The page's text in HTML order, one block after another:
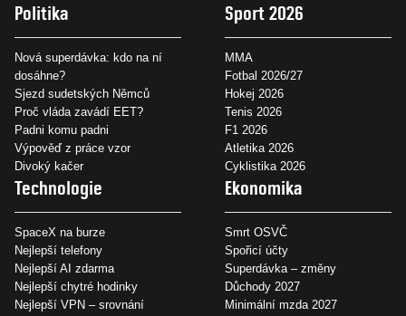
Politika
Nová superdávka: kdo na ní
dosáhne?
Sjezd sudetských Němců
Proč vláda zavádí EET?
Padni komu padni
Výpověď z práce vzor
Divoký kačer
Sport 2026
MMA
Fotbal 2026/27
Hokej 2026
Tenis 2026
F1 2026
Atletika 2026
Cyklistika 2026
Technologie
SpaceX na burze
Nejlepší telefony
Nejlepší AI zdarma
Nejlepší chytré hodinky
Nejlepší VPN – srovnání
Ekonomika
Smrt OSVČ
Spořicí účty
Superdávka – změny
Důchody 2027
Minimální mzda 2027